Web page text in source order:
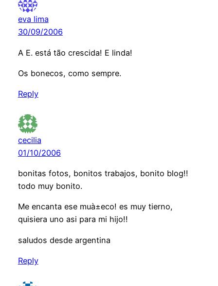
eva lima
30/09/2006
A E. está tão crescida! E linda!
Os bonecos, como sempre.
Reply
cecilia
01/10/2006
bonitas fotos, bonitos trabajos, bonito blog!!
todo muy bonito.
Me encanta ese muà±eco! es muy tierno,
quisiera uno asi para mi hijo!!
saludos desde argentina
Reply